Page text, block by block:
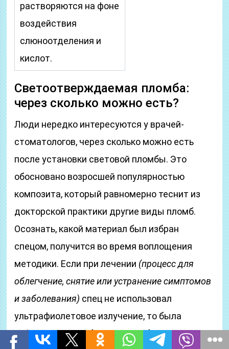
растворяются на фоне
воздействия
слюноотделения и
кислот.
Светоотверждаемая пломба:
через сколько можно есть?
Люди нередко интересуются у врачей-
стоматологов, через сколько можно есть
после установки световой пломбы. Это
обосновано возросшей популярностью
композита, который равномерно теснит из
докторской практики другие виды пломб.
Осознать, какой материал был избран
спецом, получится во время воплощения
методики. Если при лечении (процесс для
облегчение, снятие или устранение симптомов
и заболевания) спец не использовал
ультрафиолетовое излучение, то была
зафиксирована обычная пломба. Тут